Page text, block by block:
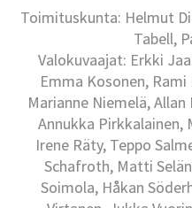
Toimituskunta: Helmut
Tabell,
Valokuvaajat: Erkki
Emma Kosonen,
Marianne Niemelä,
Annukka Pirkkalainen,
Irene Räty, Teppo
Schafroth, Matti
Soimola, Håkan